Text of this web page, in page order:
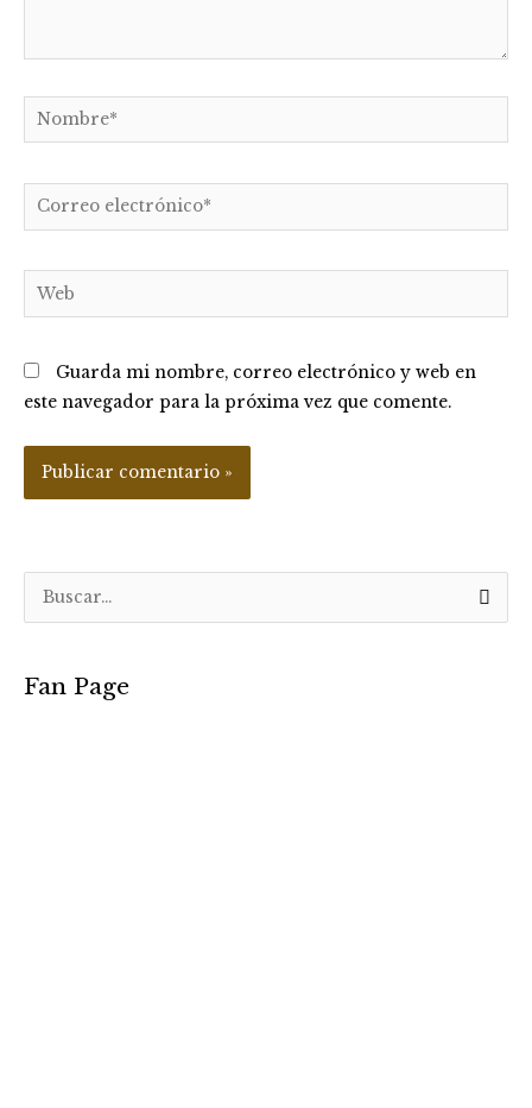
Nombre*
Correo
electrónico*
Web
Guarda mi nombre, correo electrónico y web en
este navegador para la próxima vez que comente.
c
Fan Page